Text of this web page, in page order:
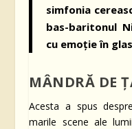
simfonia
bas-baritonul
cu emoţie în
MÂNDRĂ DE
Acesta a spus
marile scene ale